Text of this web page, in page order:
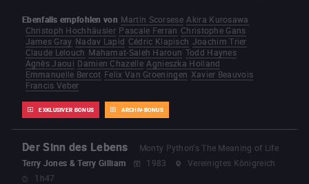
EXKLUSIVER BONUS ARCHIV-BONUS
Ebenfalls empfohlen von Martin Scorsese Akira Kurosawa
Christoph Hochhäusler Pascale Ferran Christophe Gans
James Gray Nadav Lapid Cédric Klapisch Joachim Trier
Claude Lelouch Mahamat-Saleh Haroun Todd Haynes
Agnès Jaoui Damien Chazelle Agnieszka Holland
Emmanuelle Bercot Felix Van Groeningen Xavier Beauvois
Francis Veber
Der Sinn des Lebens
Monty Python's The Meaning of Life
Terry Jones & Terry Gilliam
1983
Vereinigtes Königreich
1h47